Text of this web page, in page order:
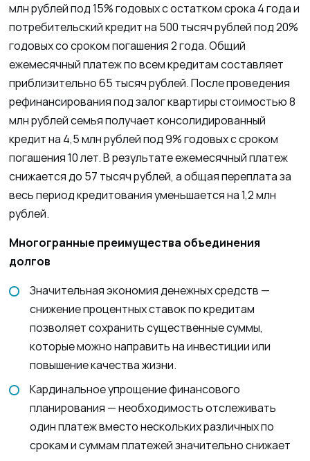
млн рублей под 15% годовых с остатком срока 4 года и
потребительский кредит на 500 тысяч рублей под 20%
годовых со сроком погашения 2 года. Общий
ежемесячный платеж по всем кредитам составляет
приблизительно 65 тысяч рублей. После проведения
рефинансирования под залог квартиры стоимостью 8
млн рублей семья получает консолидированный
кредит на 4,5 млн рублей под 9% годовых с сроком
погашения 10 лет. В результате ежемесячный платеж
снижается до 57 тысяч рублей, а общая переплата за
весь период кредитования уменьшается на 1,2 млн
рублей.
Многогранные преимущества объединения
долгов
Значительная экономия денежных средств —
снижение процентных ставок по кредитам
позволяет сохранить существенные суммы,
которые можно направить на инвестиции или
повышение качества жизни.
Кардинальное упрощение финансового
планирования — необходимость отслеживать
один платеж вместо нескольких различных по
срокам и суммам платежей значительно снижает